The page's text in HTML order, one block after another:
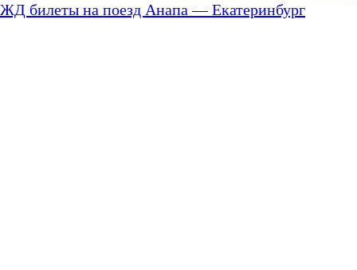
ЖД билеты на поезд Анапа — Екатеринбург